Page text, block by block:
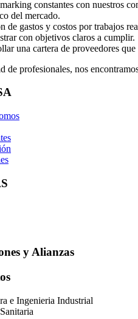
constantes con nuestros
del mercado.
de gastos y costos por trabajos
con objetivos claros a cumplir.
una cartera de proveedores
de profesionales, nos
y Alianzas
e Ingenieria Industrial